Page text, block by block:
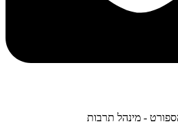
- מינהל תרבות